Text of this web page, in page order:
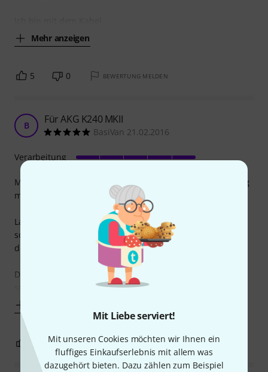
Mit Liebe serviert!
Mit unseren Cookies möchten wir Ihnen ein
fluffiges Einkaufserlebnis mit allem was
dazugehört bieten. Dazu zählen zum Beispiel
Mehr anzeigen
5 0 BEWERTUNG MELDEN
B Für AKG K240 MKII
BasiVan 21.02.2016
Mein altes 3m Kabel wurde leider als Katzen-Beißspielzeug
missbraucht und auch notdürftig geflickt.
Lange hab ich überlegt ob ich mir neue Kopfhörer kaufen
sollte (etwas in einer höheren Preisregion), bin jedoch zu
dem Entschluss gekommen meine alten neu auszukleiden.
Daher hab ich nun zu dem Kabel neue Velour Ohrpolster
sowie Schaumnetzscheiben
Verarbeitung
2 0 BEWERTUNG MELDEN